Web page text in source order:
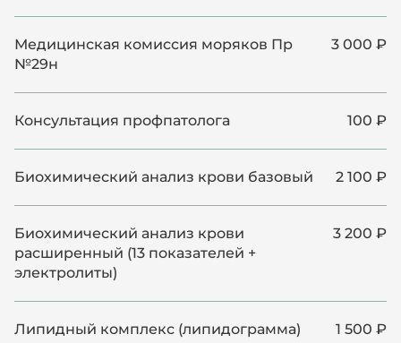
Медицинская комиссия моряков Пр
№29н
3 000 ₽
Консультация профпатолога 100 ₽
Биохимический анализ крови базовый 2 100 ₽
Биохимический анализ крови
расширенный (13 показателей +
электролиты)
3 200 ₽
Липидный комплекс (липидограмма) 1 500 ₽